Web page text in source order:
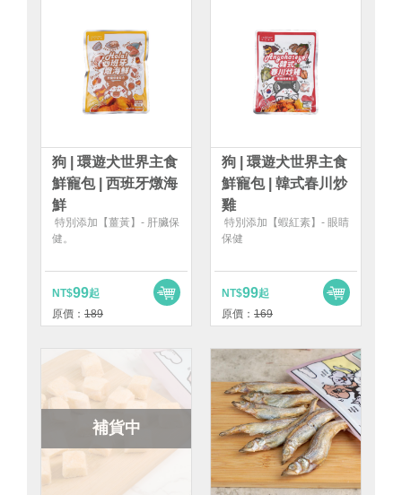
狗 | 環遊犬世界主食
鮮寵包 | 西班牙燉海
鮮
特別添加【薑黃】- 肝臟保
健。
NT$99起
原價： 189
狗 | 環遊犬世界主食
鮮寵包 | 韓式春川炒
雞
特別添加【蝦紅素】- 眼睛
保健
NT$99起
原價： 169
補貨中